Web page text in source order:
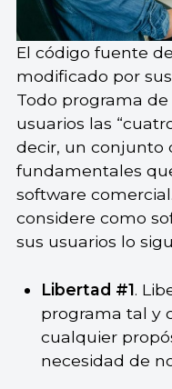
El código fuente
modificado por
Todo programa
usuarios las
decir, un conjunto
fundamentales
software
considere como
sus usuarios lo
Libertad #1.
programa tal y
cualquier
necesidad de